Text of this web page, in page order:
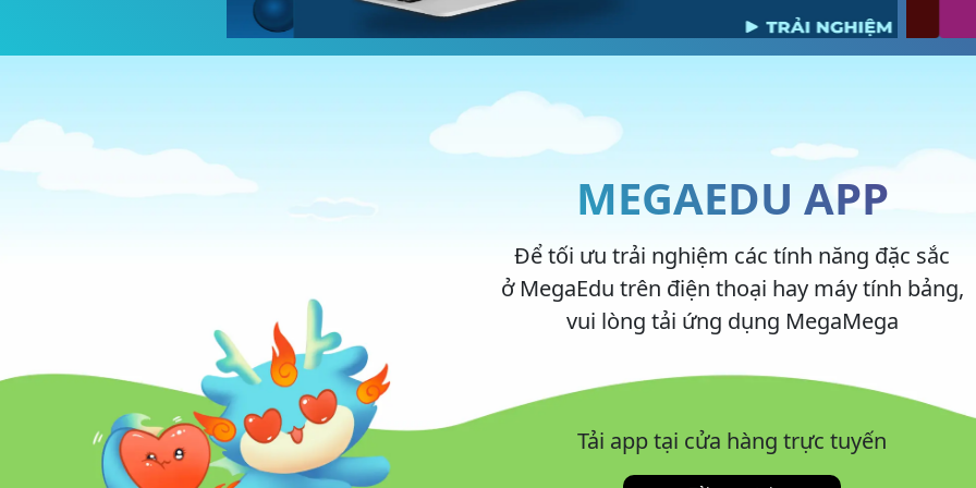
Công nghệ
Công nghệ Khoa học
Lịch sử
Lịch sử và Địa lí
Lịch sử và Địa lí Công nghệ
Tin học Tiếng Anh
Lịch sử
Tin học Công nghệ
Hóa học
Tin học Công nghệ
Công chức, viên chức
MEGAEDU APP
Để tối ưu trải nghiệm các tính năng đặc sắc
ở MegaEdu trên điện thoại hay máy tính bảng,
vui lòng tải ứng dụng MegaMega
Tải app tại cửa hàng trực tuyến